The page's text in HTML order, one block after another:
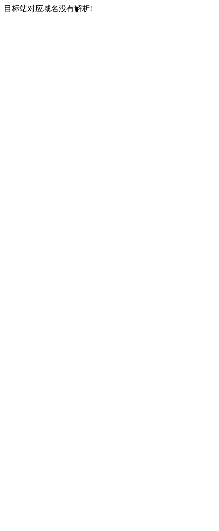
目标站对应域名没有解析!